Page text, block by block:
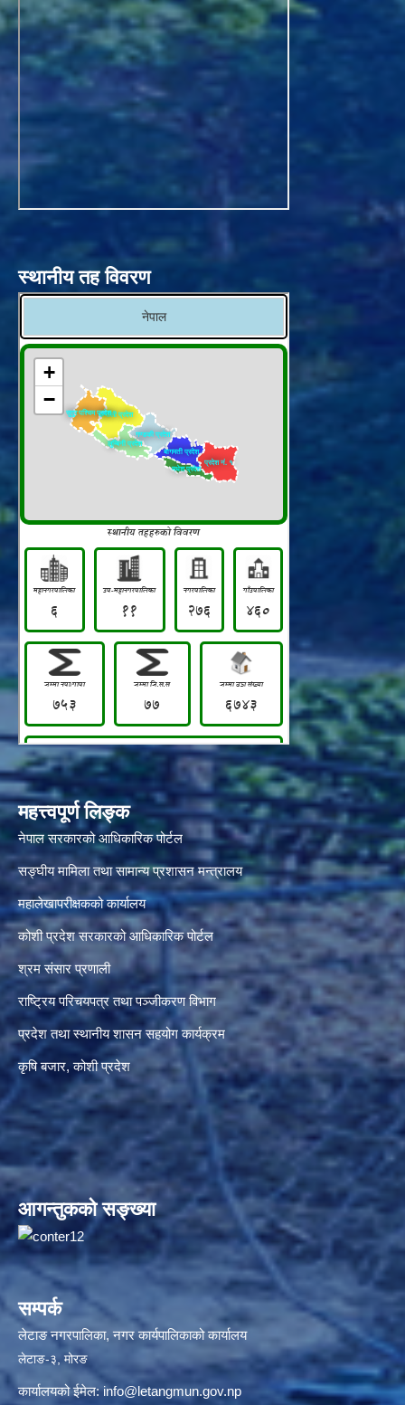
स्थानीय तह विवरण
महत्त्वपूर्ण लिङ्क
नेपाल सरकारको आधिकारिक पोर्टल
सङ्‍घीय मामिला तथा सामान्य प्रशासन मन्त्रालय
महालेखापरीक्षकको कार्यालय
कोशी प्रदेश सरकारको आधिकारिक पोर्टल
श्रम संसार प्रणाली
राष्ट्रिय परिचयपत्र तथा पञ्जीकरण विभाग
प्रदेश तथा स्थानीय शासन सहयोग कार्यक्रम
कृषि बजार, कोशी प्रदेश
आगन्तुकको सङ्ख्या
सम्पर्क
लेटाङ नगरपालिका, नगर कार्यपालिकाको कार्यालय
लेटाङ-३, मोरङ
कार्यालयको ईमेल:info@letangmun.gov.np